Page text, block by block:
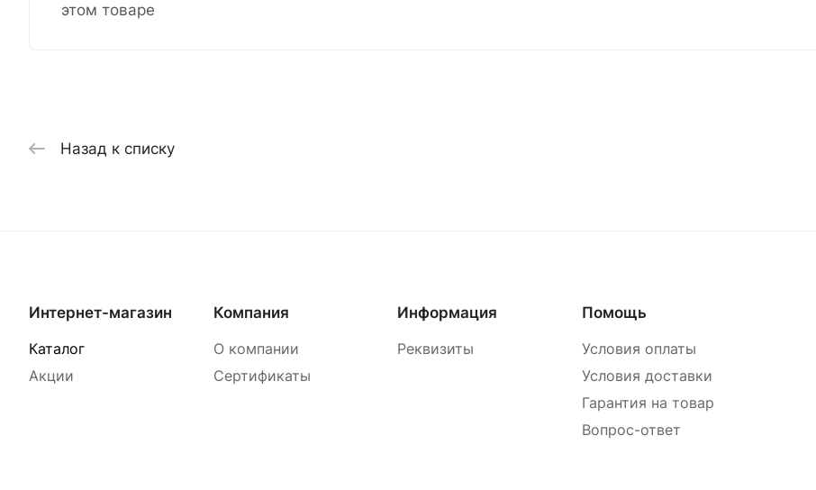
этом товаре
Назад к списку
Интернет-магазин
Каталог
Акции
Компания
О компании
Сертификаты
Информация
Реквизиты
Помощь
Условия оплаты
Условия доставки
Гарантия на товар
Вопрос-ответ